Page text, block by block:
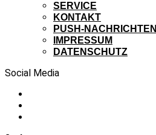
SERVICE
KONTAKT
PUSH-NACHRICHTEN
IMPRESSUM
DATENSCHUTZ
Social Media